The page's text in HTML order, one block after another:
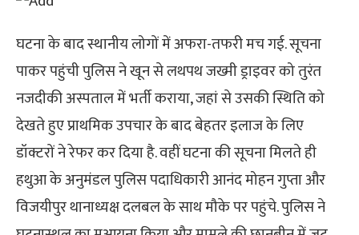
घटना के बाद स्थानीय लोगों में अफरा-तफरी मच गई. सूचना
पाकर पहुंची पुलिस ने खून से लथपथ जख्मी ड्राइवर को तुरंत
नजदीकी अस्पताल में भर्ती कराया, जहां से उसकी स्थिति को
देखते हुए प्राथमिक उपचार के बाद बेहतर इलाज के लिए
डॉक्टरों ने रेफर कर दिया है. वहीं घटना की सूचना मिलते ही
हथुआ के अनुमंडल पुलिस पदाधिकारी आनंद मोहन गुप्ता और
विजयीपुर थानाध्यक्ष दलबल के साथ मौके पर पहुंचे. पुलिस ने